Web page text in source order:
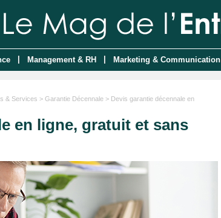
Management & RH Marketing & Communication
& Services > Garantie Décennale > Devis garantie décennale en
en ligne, gratuit et sans